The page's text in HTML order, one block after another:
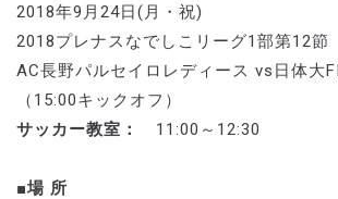
2018年9月24日(月・祝)
2018プレナスなでしこリーグ1部第12節
AC長野パルセイロレディース vs日体大
（15:00キックオフ）
サッカー教室：
11:00～12:30
■場 所